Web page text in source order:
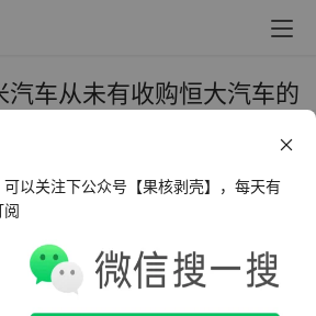
汽车从未有收购恒大汽车的
圈内新闻
自动生成，并已由人工审核
以关注下公众号【果核剥壳】，每天有
阅